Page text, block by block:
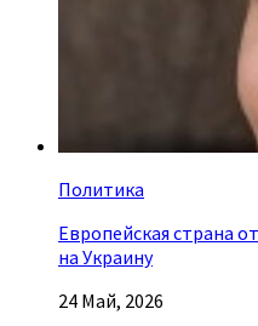
Политика
Европейская страна
на Украину
24 Май, 2026